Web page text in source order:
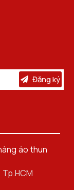
Đăng ký
áo thun
Tp.HCM